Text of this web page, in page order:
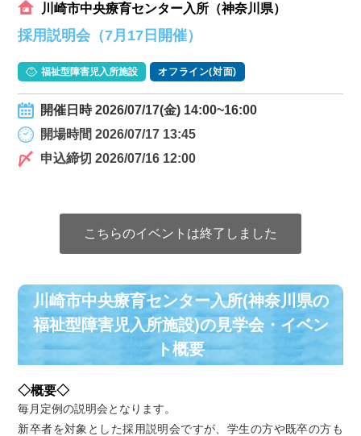
川崎市中央療育センター入所（神奈川県）
採用説明会（7月17日開催）
福祉型障害児入所施設 オフライン(対面)
開催日時 2026/07/17(金) 14:00~16:00
開場時間 2026/07/17 13:45
申込締切 2026/07/16 12:00
こちらのイベントは終了しました
川崎市中央療育センター入所(神奈川県の
福祉型障害児入所施設)の⾒学会・イベン
ト概要
◇概要◇
毎月定例の説明会となります。
新卒者を対象とした採用説明会ですが、学生の方や既卒の方も